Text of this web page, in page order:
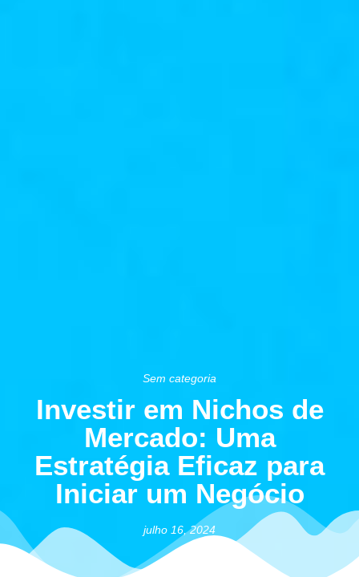
Sem categoria
Investir em Nichos de
Mercado: Uma
Estratégia Eficaz para
Iniciar um Negócio
julho 16, 2024